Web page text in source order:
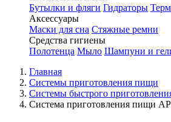
Бутылки и фляги Гидраторы
Аксессуары
Маски для сна Стяжные ремни
Средства гигиены
Полотенца Мыло Шампуни и
Главная
Системы приготовления пищи
Системы быстрого
Система приготовления пищи